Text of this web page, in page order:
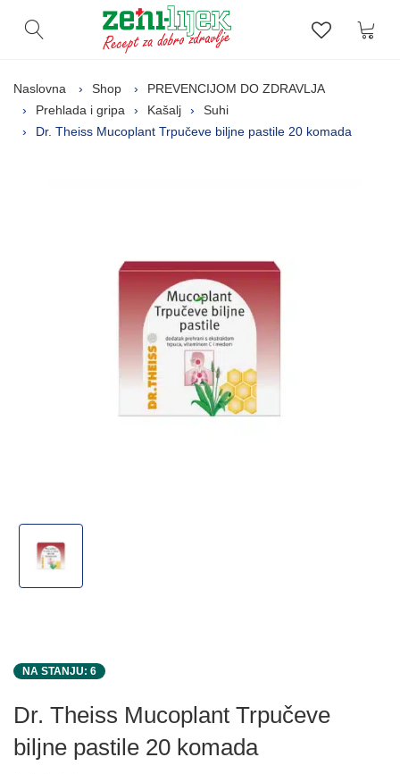
Otvori pretragu Lista
Naslovna Shop
PREVENCIJOM DO ZDRAVLJA
Prehlada i gripa
Kašalj
Suhi
Dr. Theiss Mucoplant Trpučeve biljne pastile 20 komada
NA STANJU: 6
Dr. Theiss Mucoplant Trpučeve
biljne pastile 20 komada